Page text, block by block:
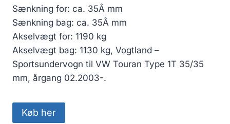
Sænkning for: ca. 35Â mm
Sænkning bag: ca. 35Â mm
Akselvægt for: 1190 kg
Akselvægt bag: 1130 kg, Vogtland –
Sportsundervogn til VW Touran Type 1T 35/35
mm, årgang 02.2003-.
Køb her